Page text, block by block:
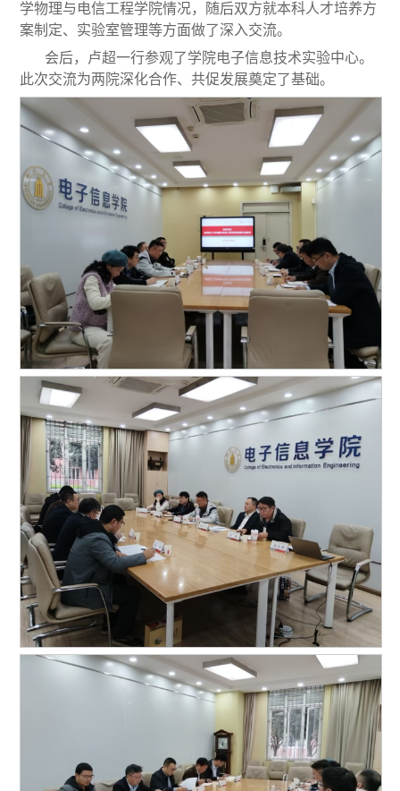
学物理与电信工程学院情况，随后双方就本科人才培养方
案制定、实验室管理等方面做了深入交流。
会后，卢超一行参观了学院电子信息技术实验中心。
此次交流为两院深化合作、共促发展奠定了基础。